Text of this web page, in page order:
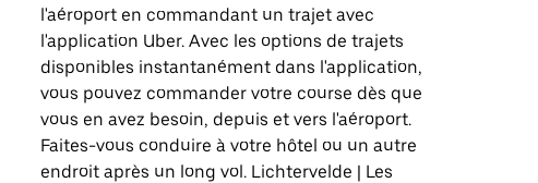
l'aéroport en commandant un trajet avec
l'application Uber. Avec les options de trajets
disponibles instantanément dans l'application,
vous pouvez commander votre course dès que
vous en avez besoin, depuis et vers l'aéroport.
Faites-vous conduire à votre hôtel ou un autre
endroit après un long vol. Lichtervelde | Les